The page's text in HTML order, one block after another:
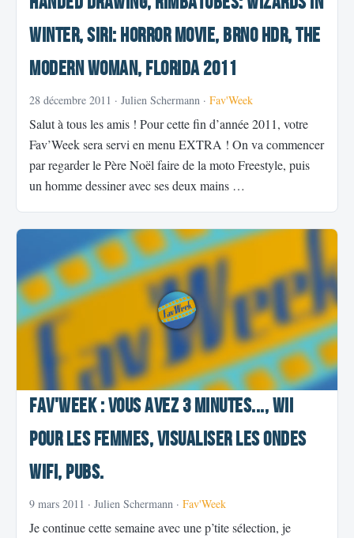
Winter, Siri: Horror movie, BRNO HDR, The
Modern Woman, Florida 2011
28 décembre 2011 · Julien Schermann · Fav'Week
Salut à tous les amis ! Pour cette fin d’année 2011, votre
Fav’Week sera servi en menu EXTRA ! On va commencer
par regarder le Père Noël faire de la moto Freestyle, puis
un homme dessiner avec ses deux mains …
Fav'Week : Vous avez 3 minutes..., Wii
pour les femmes, visualiser les ondes
wifi, pubs.
9 mars 2011 · Julien Schermann · Fav'Week
Je continue cette semaine avec une p’tite sélection, je